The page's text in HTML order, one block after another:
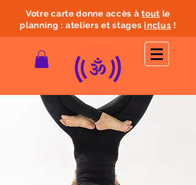
Votre carte donne accès àtout le
planning : ateliers et stagesinclus !